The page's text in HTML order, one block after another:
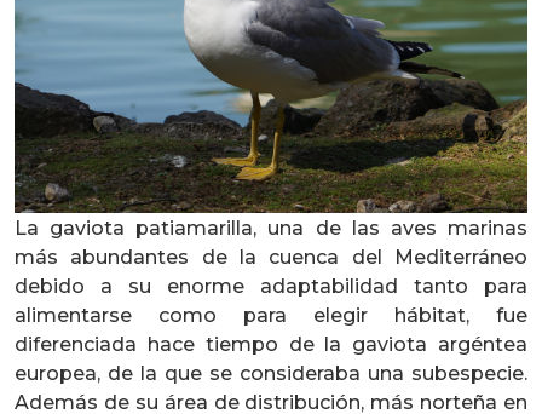
La gaviota patiamarilla, una de las aves marinas
más abundantes de la cuenca del Mediterráneo
debido a su enorme adaptabilidad tanto para
alimentarse como para elegir hábitat, fue
diferenciada hace tiempo de la gaviota argéntea
europea, de la que se consideraba una subespecie.
Además de su área de distribución, más norteña en